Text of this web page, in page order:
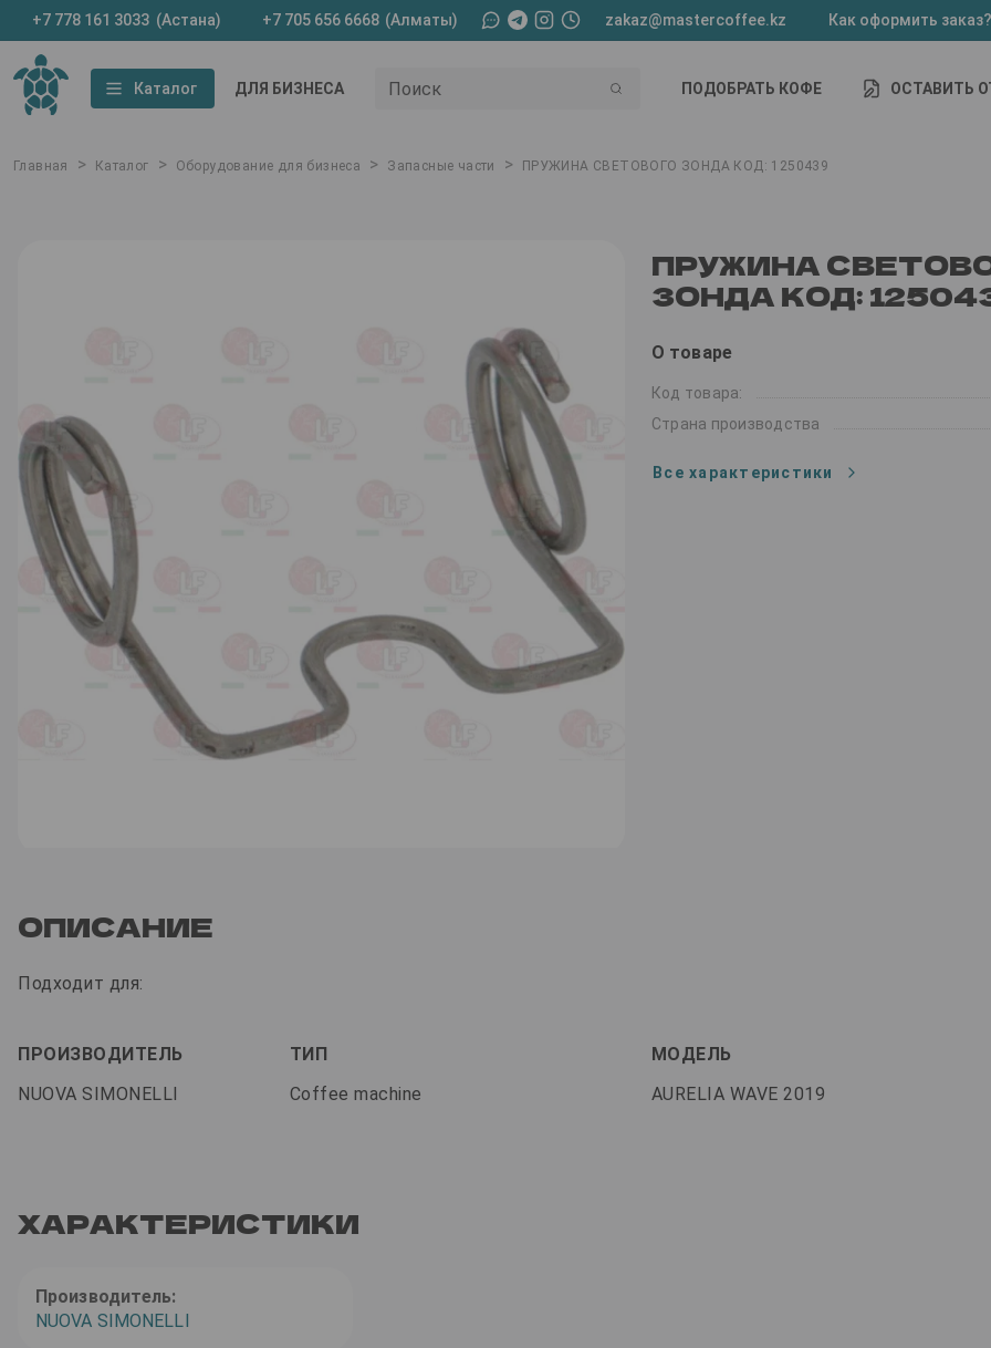
+7 778 161 3033 (Астана) +7 705 656 6668 (Алматы) zakaz@mastercoffee.kz Как оформить заказ?
Каталог ДЛЯ БИЗНЕСА Поиск ПОДОБРАТЬ КОФЕ ОСТАВИТЬ
Главная > Каталог > Оборудование для бизнеса > Запасные части > ПРУЖИНА СВЕТОВОГО ЗОНДА КОД: 1250439
ПРУЖИНА
ЗОНДА КОД:
О товаре
Код товара:
Страна производства
Все характеристики
ОПИСАНИЕ
Подходит для:
ПРОИЗВОДИТЕЛЬ ТИП
МОДЕЛЬ
NUOVA SIMONELLI
Coffee machine AURELIA WAVE 2019
ХАРАКТЕРИСТИКИ
Производитель:
NUOVA SIMONELLI